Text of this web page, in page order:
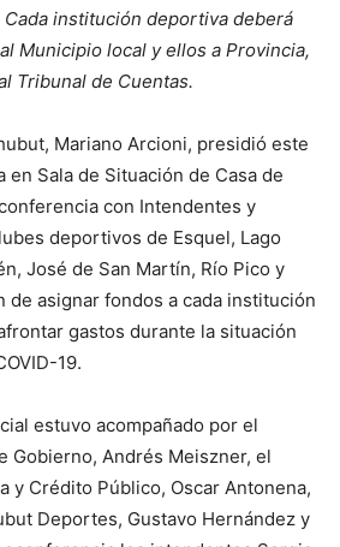
institución deportiva deberá
Municipio local y ellos a Provincia,
Tribunal de Cuentas.
Mariano Arcioni, presidió este
en Sala de Situación de Casa de
con Intendentes y
deportivos de Esquel, Lago
José de San Martín, Río Pico y
de asignar fondos a cada institución
gastos durante la situación
19.
estuvo acompañado por el
Gobierno, Andrés Meiszner, el
y Crédito Público, Oscar Antonena,
Deportes, Gustavo Hernández y